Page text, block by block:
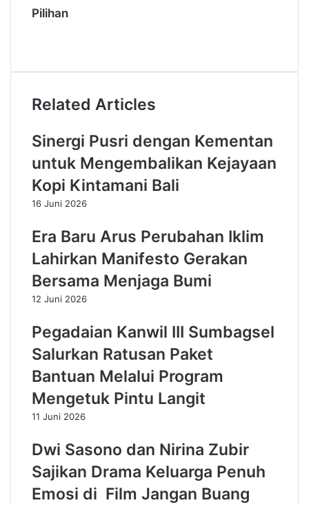
Pilihan
Related Articles
Sinergi Pusri dengan Kementan
untuk Mengembalikan Kejayaan
Kopi Kintamani Bali
16 Juni 2026
Era Baru Arus Perubahan Iklim
Lahirkan Manifesto Gerakan
Bersama Menjaga Bumi
12 Juni 2026
Pegadaian Kanwil III Sumbagsel
Salurkan Ratusan Paket
Bantuan Melalui Program
Mengetuk Pintu Langit
11 Juni 2026
Dwi Sasono dan Nirina Zubir
Sajikan Drama Keluarga Penuh
Emosi di Film Jangan Buang